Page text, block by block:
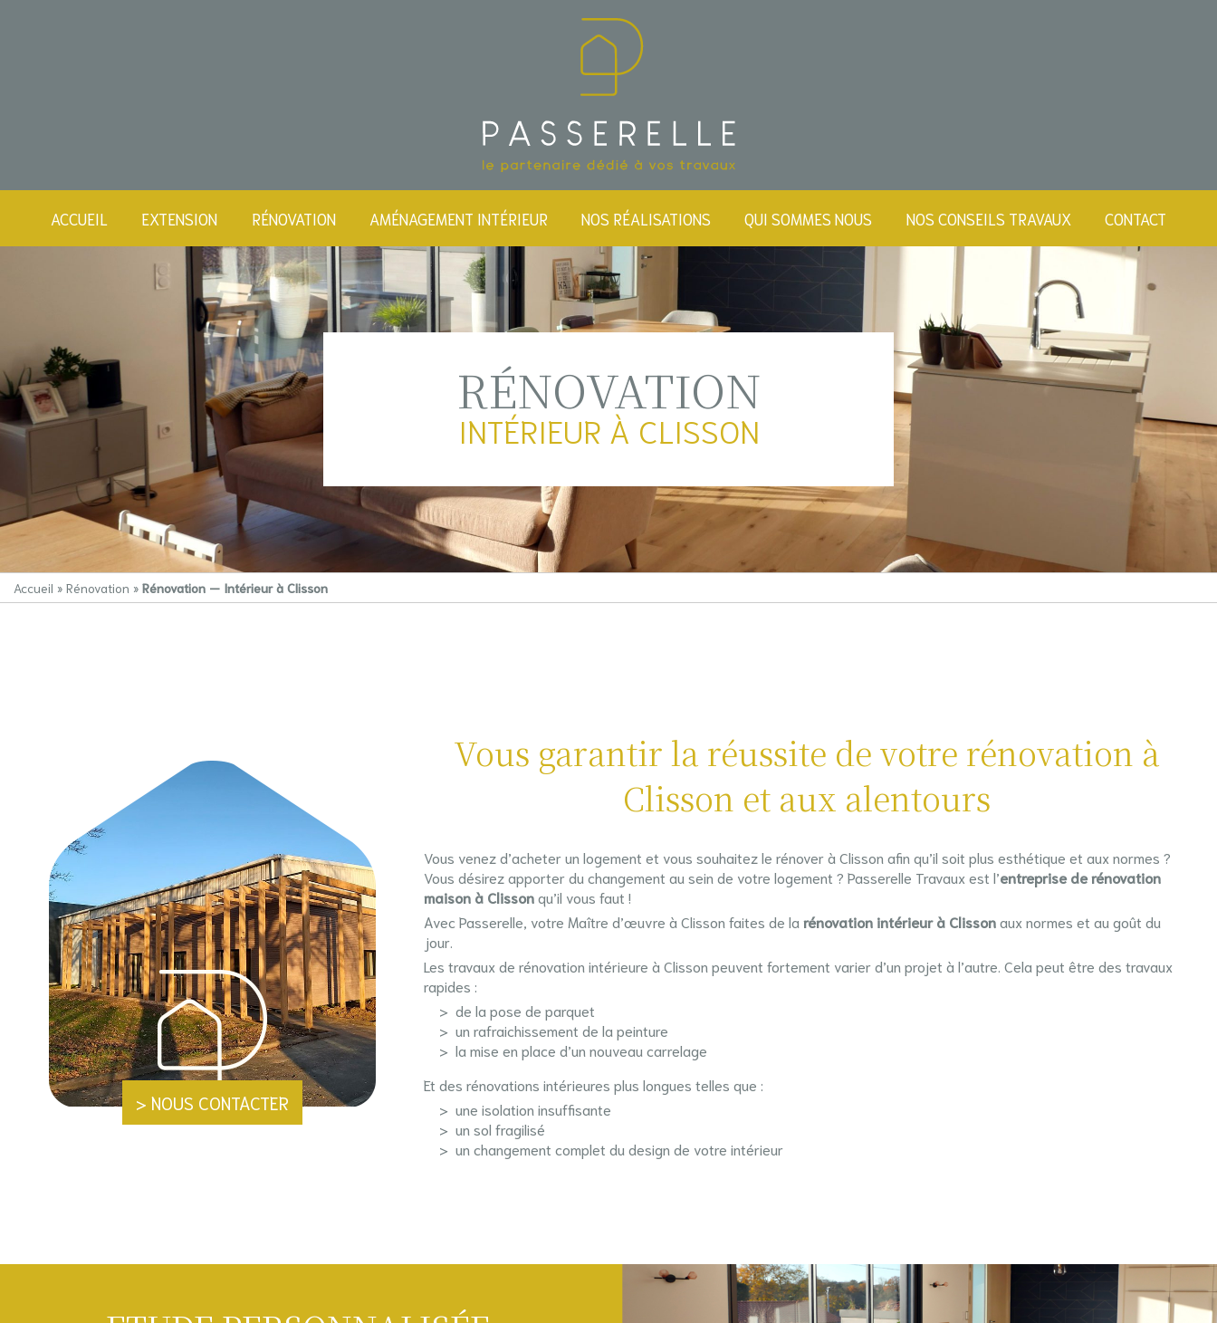
ACCUEIL EXTENSION RÉNOVATION AMÉNAGEMENT INTÉRIEUR NOS RÉALISATIONS QUI SOMMES NOUS NOS CONSEILS TRAVAUX CONTACT
RÉNOVATION
INTÉRIEUR À CLISSON
Accueil » Rénovation » Rénovation — Intérieur à Clisson
> NOUS CONTACTER
Vous garantir la réussite de votre rénovation à
Clisson et aux alentours
Vous venez d’acheter un logement et vous souhaitez le rénover à Clisson afin qu’il soit plus esthétique et aux normes ?
Vous désirez apporter du changement au sein de votre logement ? Passerelle Travaux est l’entreprise de rénovation
maison à Clissonqu’il vous faut !
Avec Passerelle, votre Maître d’œuvre à Clisson faites de la rénovation intérieur à Clissonaux normes et au goût du
jour.
Les travaux de rénovation intérieure à Clisson peuvent fortement varier d’un projet à l’autre. Cela peut être des travaux
rapides :
de la pose de parquet
un rafraichissement de la peinture
la mise en place d’un nouveau carrelage
Et des rénovations intérieures plus longues telles que :
une isolation insuffisante
un sol fragilisé
un changement complet du design de votre intérieur